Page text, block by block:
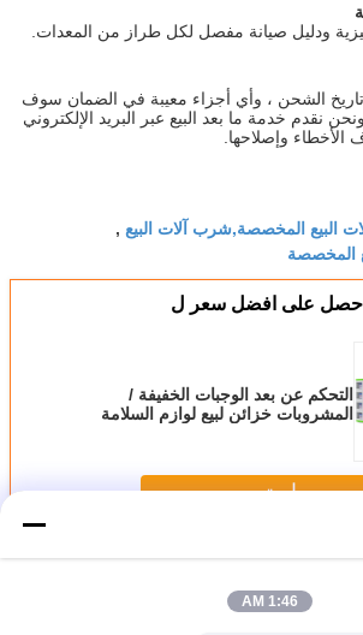
ودليل صيانة مفصل لكل طراز من المعدات.
تاريخ الشحن ، وأي أجزاء معيبة في الضمان سوف
نقدم خدمة ما بعد البيع عبر البريد الإلكتروني
الأخطاء وإصلاحها.
البيع المخصصة,شرب آلات البيع ,
المخصصة
احصل على افضل سعر ل
التحكم عن بعد الوجبات الخفيفة /
المشروبات خزائن لبيع لوازم السلامة
استمر
1:46 AM